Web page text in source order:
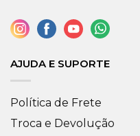
AJUDA E SUPORTE
Política de Frete
Troca e Devolução